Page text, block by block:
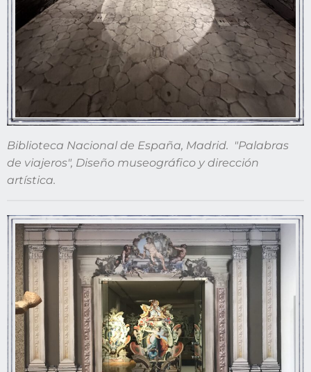
Biblioteca Nacional de España, Madrid. "Palabras
de viajeros", Diseño museográfico y dirección
artística.